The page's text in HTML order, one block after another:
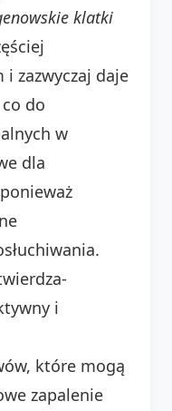
klatki
zazwyczaj daje
do
w
dla
i
które mogą
zapalenie